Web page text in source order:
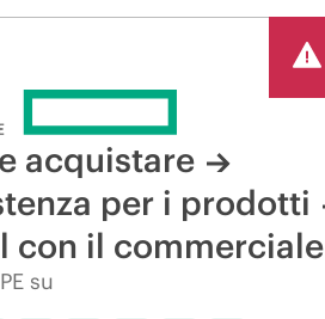
acquistare
per i prodotti
con il commerciale
su